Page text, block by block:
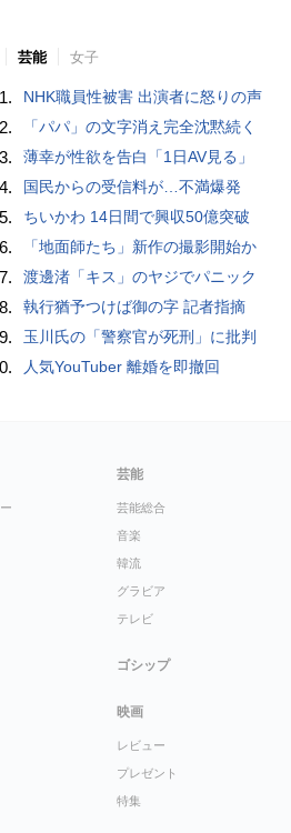
芸能 女子
NHK職員性被害 出演者に怒りの声
「パパ」の文字消え完全沈黙続く
薄幸が性欲を告白「1日AV見る」
国民からの受信料が…不満爆発
ちいかわ 14日間で興収50億突破
「地面師たち」新作の撮影開始か
渡邊渚「キス」のヤジでパニック
執行猶予つけば御の字 記者指摘
玉川氏の「警察官が死刑」に批判
人気YouTuber 離婚を即撤回
芸能
芸能総合
音楽
韓流
グラビア
テレビ
ゴシップ
映画
レビュー
プレゼント
特集